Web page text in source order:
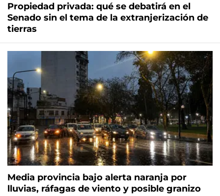
Propiedad privada: qué se debatirá en el
Senado sin el tema de la extranjerización de
tierras
Media provincia bajo alerta naranja por
lluvias, ráfagas de viento y posible granizo